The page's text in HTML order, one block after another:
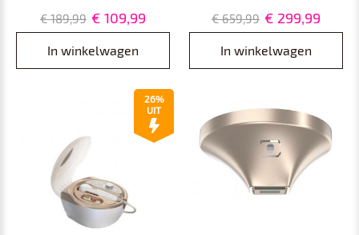
Rimpelverwijdering en
Huidversteviging
€ 189,99 € 109,99
In winkelwagen
en Lichaamshuidverstrakking,
EU plug
€ 659,99 € 299,99
In winkelwagen
26%
UIT